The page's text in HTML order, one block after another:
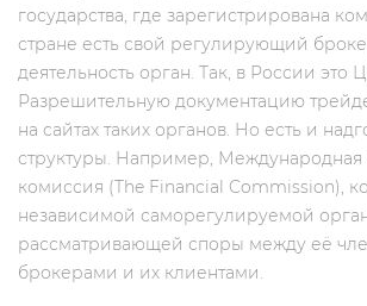
государства, где зарегистрирована
стране есть свой регулирующий
деятельность орган. Так, в России это
Разрешительную документацию
на сайтах таких органов. Но есть и
структуры. Например, Международная
комиссия (The Financial Commission),
независимой саморегулируемой
рассматривающей споры между её
брокерами и их клиентами.